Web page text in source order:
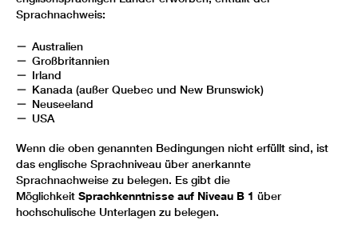
Sprachnachweis:
Australien
Großbritannien
Irland
Kanada (außer Quebec und New Brunswick)
Neuseeland
USA
Wenn die oben genannten Bedingungen nicht erfüllt sind, ist
das englische Sprachniveau über anerkannte
Sprachnachweise zu belegen. Es gibt die
Möglichkeit Sprachkenntnisse auf Niveau B 1 über
hochschulische Unterlagen zu belegen.